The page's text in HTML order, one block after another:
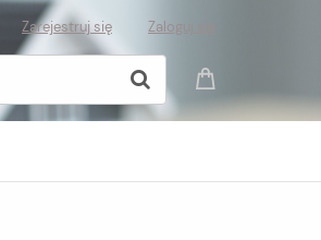
Zarejestruj się Zaloguj się